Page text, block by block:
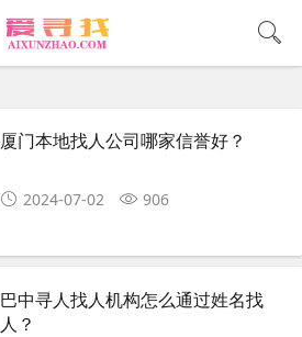
厦门本地找人公司哪家信誉好？
2024-07-02 906
巴中寻人找人机构怎么通过姓名找
人？